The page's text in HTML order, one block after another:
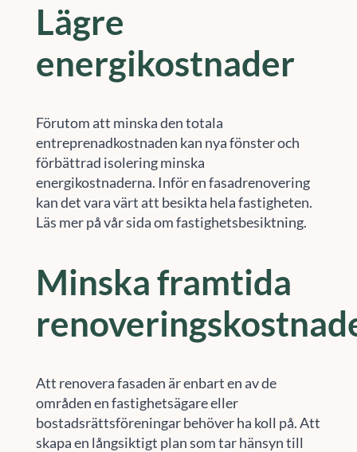
Lägre
energikostnader
Förutom att minska den totala
entreprenadkostnaden kan nya fönster och
förbättrad isolering minska
energikostnaderna. Inför en fasadrenovering
kan det vara värt att besikta hela fastigheten.
Läs mer på vår sida om fastighetsbesiktning.
Minska framtida
Att renovera fasaden är enbart en av de
områden en fastighetsägare eller
bostadsrättsföreningar behöver ha koll på. Att
skapa en långsiktigt plan som tar hänsyn till